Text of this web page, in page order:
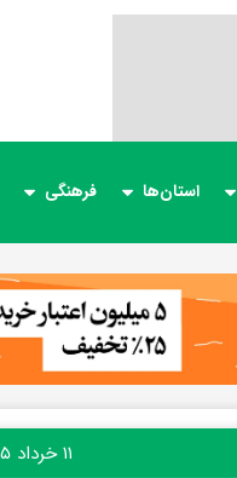
استان‌ها فرهنگی
۱۱ خرداد ۱۴۰۵ ۰۹:۱۱